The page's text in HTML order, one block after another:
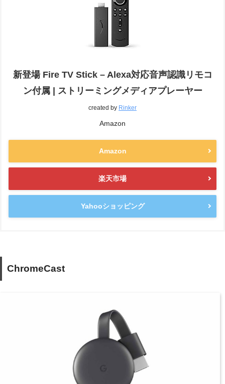
新登場 Fire TV Stick – Alexa対応音声認識リモコ
ン付属 | ストリーミングメディアプレーヤー
created by Rinker
Amazon
Amazon
楽天市場
Yahooショッピング
ChromeCast